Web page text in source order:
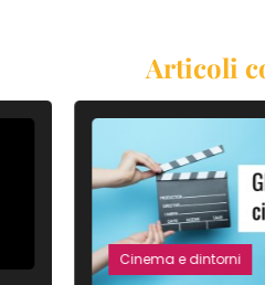
Articoli
Cinema e dintorni